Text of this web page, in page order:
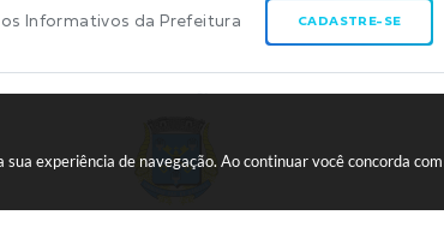
experiência de navegação. Ao continuar você concorda
Informativos da Prefeitura CADASTRE-SE